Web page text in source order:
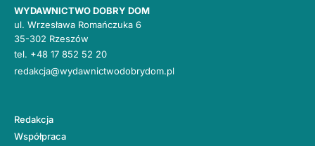
WYDAWNICTWO DOBRY DOM
ul. Wrzesława Romańczuka 6
35-302 Rzeszów
tel. +48 17 852 52 20
redakcja@wydawnictwodobrydom.pl
Redakcja
Współpraca